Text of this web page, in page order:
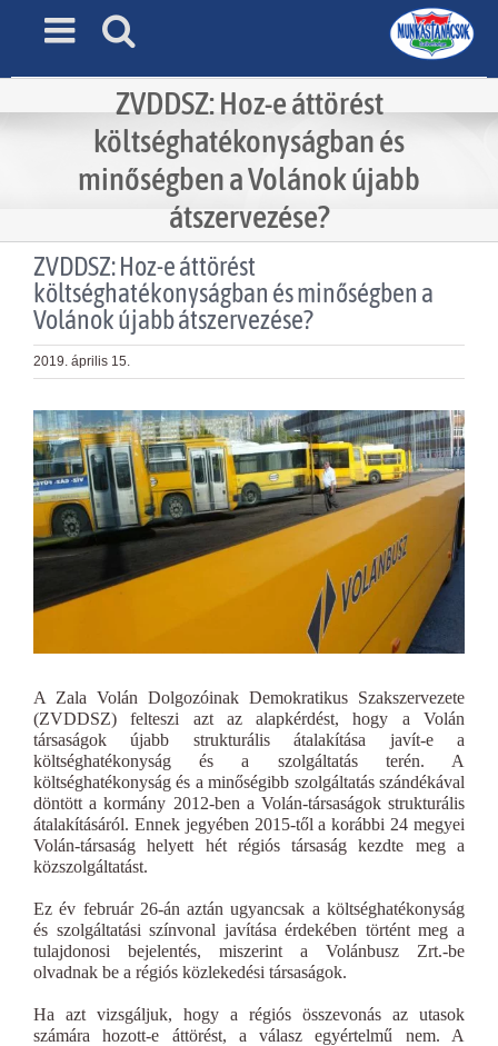
ZVDDSZ: Hoz-e áttörést
költséghatékonyságban és
minőségben a Volánok újabb
átszervezése?
ZVDDSZ: Hoz-e áttörést
költséghatékonyságban és minőségben a
Volánok újabb átszervezése?
2019. április 15.
View
Larger
Image
A Zala Volán Dolgozóinak Demokratikus Szakszervezete
(ZVDDSZ) felteszi azt az alapkérdést, hogy a Volán
társaságok újabb strukturális átalakítása javít-e a
költséghatékonyság és a szolgáltatás terén. A
költséghatékonyság és a minőségibb szolgáltatás szándékával
döntött a kormány 2012-ben a Volán-társaságok strukturális
átalakításáról. Ennek jegyében 2015-től a korábbi 24 megyei
Volán-társaság helyett hét régiós társaság kezdte meg a
közszolgáltatást.
Ez év február 26-án aztán ugyancsak a költséghatékonyság
és szolgáltatási színvonal javítása érdekében történt meg a
tulajdonosi bejelentés, miszerint a Volánbusz Zrt.-be
olvadnak be a régiós közlekedési társaságok.
Ha azt vizsgáljuk, hogy a régiós összevonás az utasok
számára hozott-e áttörést, a válasz egyértelmű nem. A